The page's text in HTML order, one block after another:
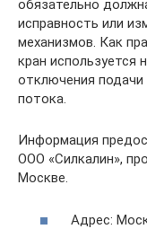
обязательно
исправность или
механизмов. Как
кран используется
отключения подачи
потока.
Информация
ООО «Силкалин»,
Москве.
Адрес: